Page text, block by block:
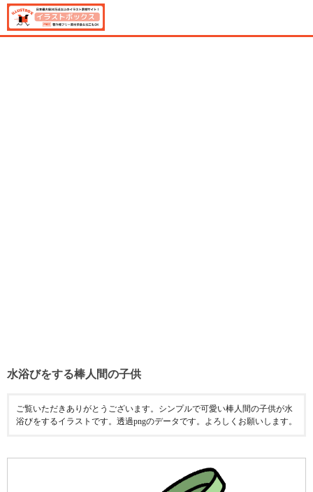
水浴びをする棒人間の子供
ご覧いただきありがとうございます。シンプルで可愛い棒人間の子供が水
浴びをするイラストです。透過pngのデータです。よろしくお願いします。